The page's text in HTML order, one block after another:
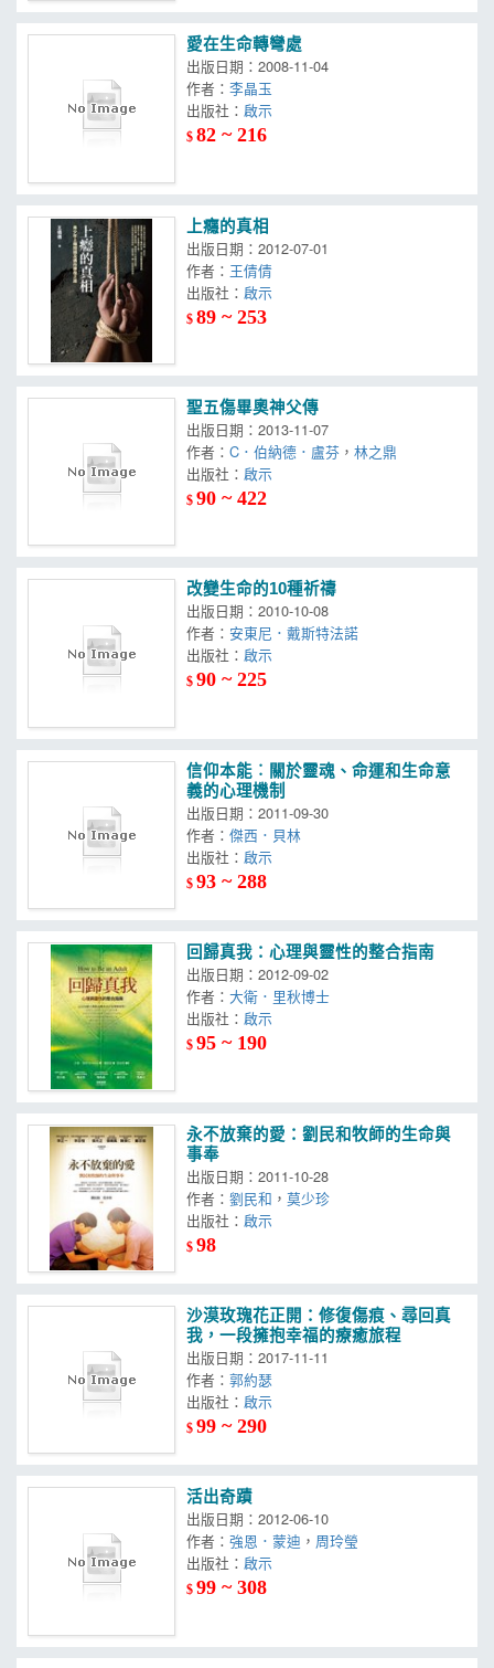
愛在生命轉彎處
出版日期：2008-11-04
作者：李晶玉
出版社：
$82 ~ 216
上癮的真相
出版日期：2012-07-01
作者： 王倩倩
出版社： 啟示
$89 ~ 253
聖五傷畢奧神父傳
出版日期：2013-11-07
作者：C．伯納德．盧芬 ，林之鼎
出版社：
$90 ~ 422
改變生命的10種祈禱
出版日期：2010-10-08
作者：安東尼．戴斯特法諾
出版社：
$90 ~ 225
信仰本能︰關於靈魂、命運和生命意
義的心理機制
出版日期：2011-09-30
作者：傑西．貝林
出版社：
$93 ~ 288
回歸真我：心理與靈性的整合指南
出版日期：2012-09-02
作者：大衛．里秋博士
出版社：啟示
$95 ~ 190
永不放棄的愛：劉民和牧師的生命與
事奉
出版日期：2011-10-28
作者：劉民和 ，莫少珍
出版社： 啟示
$98
沙漠玫瑰花正開：修復傷痕、尋回真
我，一段擁抱幸福的療癒旅程
出版日期：2017-11-11
作者：郭約瑟
出版社：
$99 ~ 290
活出奇蹟
出版日期：2012-06-10
作者：強恩．蒙迪 ， 周玲瑩
出版社：
$99 ~ 308